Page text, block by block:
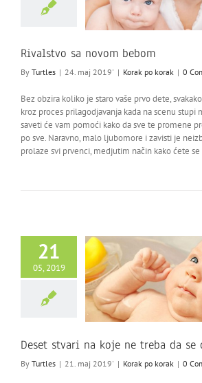
Rivalstvo sa novom bebom
By Turtles | 24. maj 2019' | Korak po korak | 0
Bez obzira koliko je staro vaše prvo dete,
kroz proces prilagodjavanja kada na scenu stupi
saveti će vam pomoći kako da sve te promene
po sve. Naravno, malo ljubomore i zavisti je
prolaze svi prvenci, medjutim način kako ćete
21
05, 2019
Deset stvari na koje ne treba
da se obazirete
Deset stvari na koje ne treba da se
By Turtles | 21. maj 2019' | Korak po korak | 0